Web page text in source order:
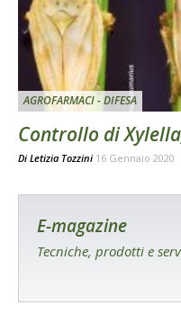
AGROFARMACI - DIFESA
Controllo di
Di Letizia Tozzini 16 Gennaio 2020
E-magazine
Tecniche, prodotti e